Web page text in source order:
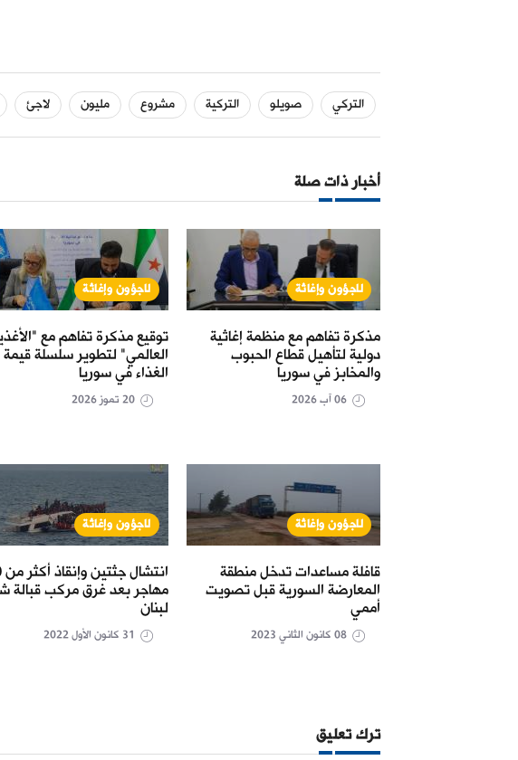
التركي صويلو التركية مشروع مليون لاجئ
أخبار ذات صلة
لاجؤون وإغاثة
مذكرة تفاهم مع منظمة إغاثية
دولية لتأهيل قطاع الحبوب
والمخابز في سوريا
لاجؤون وإغاثة
توقيع مذكرة تفاهم مع
العالمي" لتطوير سلسلة قيمة
الغذاء في سوريا
20 تموز 2026
لاجؤون وإغاثة
قافلة مساعدات تدخل منطقة
المعارضة السورية قبل تصويت
أممي
لاجؤون وإغاثة
مهاجر بعد غرق مركب قبالة
لبنان
ترك تعليق